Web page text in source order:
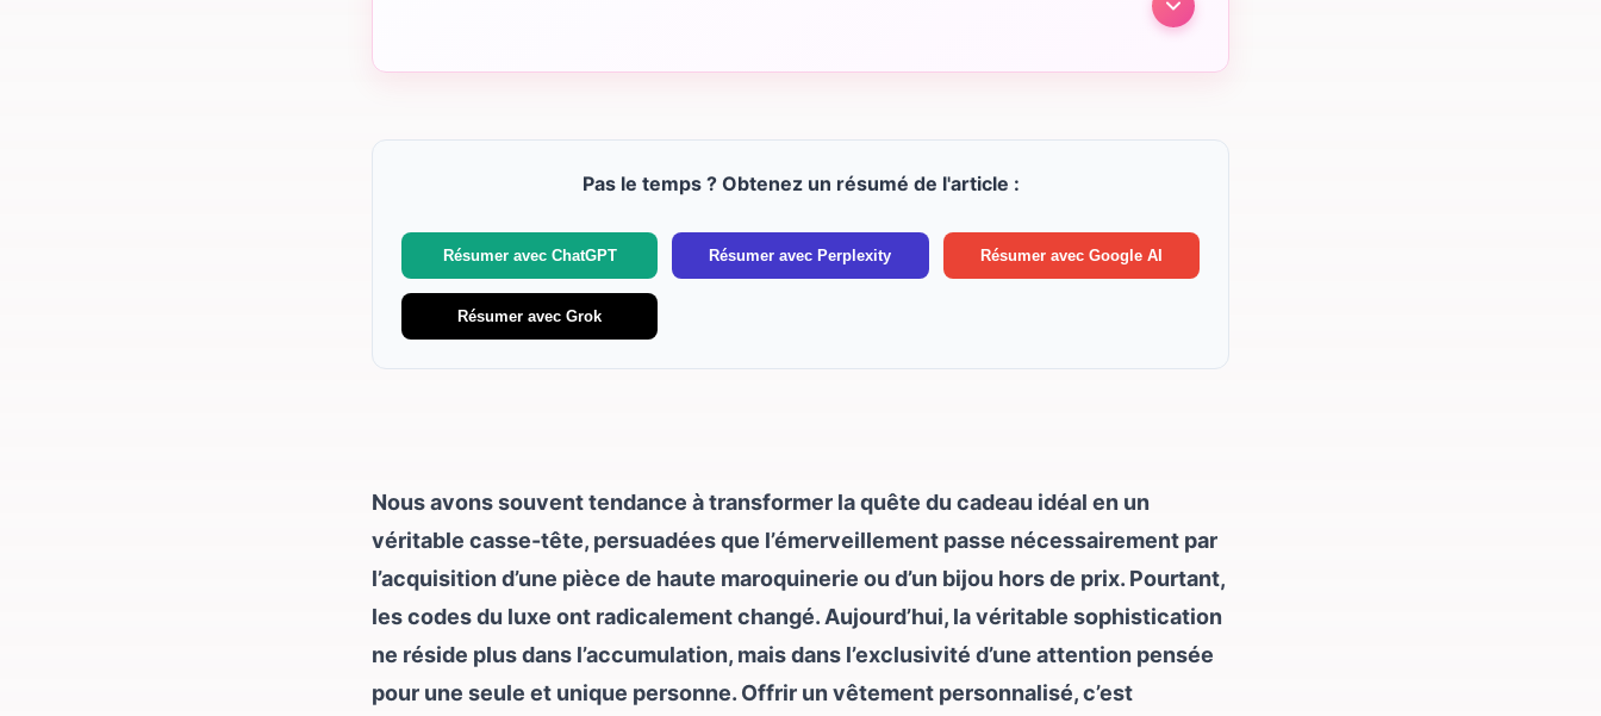
4. L’Enterrement de Vie de Jeune Fille (EVJF) : L’esprit « Couture »
Pas le temps ? Obtenez un résumé de l'article :
Résumer avec ChatGPT Résumer avec Perplexity Résumer avec Google AI
Résumer avec Grok
Nous avons souvent tendance à transformer la quête du cadeau idéal en un
véritable casse-tête, persuadées que l’émerveillement passe nécessairement par
l’acquisition d’une pièce de haute maroquinerie ou d’un bijou hors de prix. Pourtant,
les codes du luxe ont radicalement changé. Aujourd’hui, la véritable sophistication
ne réside plus dans l’accumulation, mais dans l’exclusivité d’une attention pensée
pour une seule et unique personne. Offrir un vêtement personnalisé, c’est